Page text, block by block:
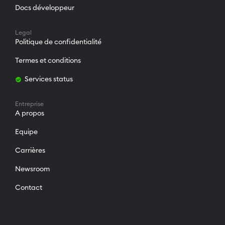
Docs développeur
Legal
Politique de confidentialité
Termes et conditions
Services status
Entreprise
A propos
Equipe
Carrières
Newsroom
Contact